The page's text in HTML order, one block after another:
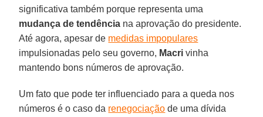
significativa também porque representa uma
mudança de tendência na aprovação do presidente.
Até agora, apesar de medidas impopulares
impulsionadas pelo seu governo, Macri vinha
mantendo bons números de aprovação.
Um fato que pode ter influenciado para a queda nos
números é o caso da renegociação de uma dívida